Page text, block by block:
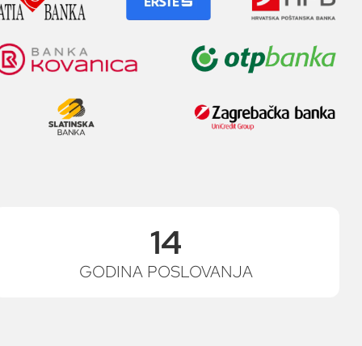
14
GODINA POSLOVANJA